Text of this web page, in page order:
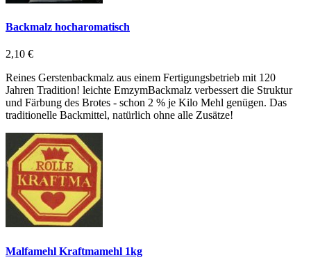
Backmalz hocharomatisch
2,10 €
Reines Gerstenbackmalz aus einem Fertigungsbetrieb mit 120
Jahren Tradition! leichte EmzymBackmalz verbessert die Struktur
und Färbung des Brotes - schon 2 % je Kilo Mehl genügen. Das
traditionelle Backmittel, natürlich ohne alle Zusätze!
Malfamehl Kraftmamehl 1kg